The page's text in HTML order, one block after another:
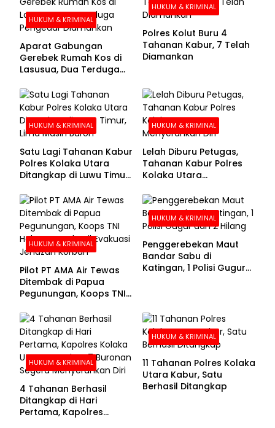
HUKUM & KRIMINAL
Aparat Gabungan
Gerebek Rumah Kos di
Lasusua, Dua Terduga
HUKUM & KRIMINAL
Polres Kolut Buru 4
Tahanan Kabur, 7 Telah
Diamankan
HUKUM & KRIMINAL
Satu Lagi Tahanan Kabur
Polres Kolaka Utara
Ditangkap di Luwu Timur,
HUKUM & KRIMINAL
Lelah Diburu Petugas,
Tahanan Kabur Polres
Kolaka Utara
HUKUM & KRIMINAL
Pilot PT AMA Air Tewas
Ditembak di Papua
Pegunungan, Koops TNI
Evakuasi Jenazah
Korban
HUKUM & KRIMINAL
Penggerebekan Maut
Bandar Sabu di
Katingan, 1 Polisi Gugur
HUKUM & KRIMINAL
4 Tahanan Berhasil
Ditangkap di Hari
Pertama, Kapolres
HUKUM & KRIMINAL
11 Tahanan Polres Kolaka
Utara Kabur, Satu
Berhasil Ditangkap